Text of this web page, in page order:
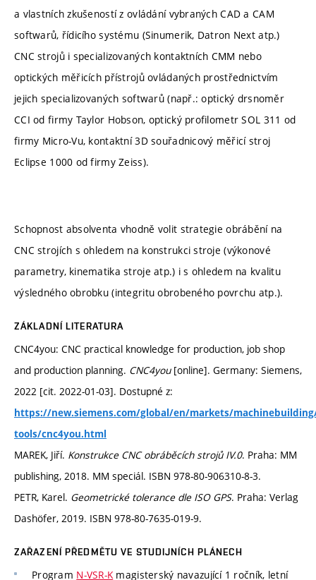
a vlastních zkušeností z ovládání vybraných CAD a CAM
softwarů, řídicího systému (Sinumerik, Datron Next atp.)
CNC strojů i specializovaných kontaktních CMM nebo
optických měřicích přístrojů ovládaných prostřednictvím
jejich specializovaných softwarů (např.: optický drsnoměr
CCI od firmy Taylor Hobson, optický profilometr SOL 311 od
firmy Micro-Vu, kontaktní 3D souřadnicový měřicí stroj
Eclipse 1000 od firmy Zeiss).
Schopnost absolventa vhodně volit strategie obrábění na
CNC strojích s ohledem na konstrukci stroje (výkonové
parametry, kinematika stroje atp.) i s ohledem na kvalitu
výsledného obrobku (integritu obrobeného povrchu atp.).
ZÁKLADNÍ LITERATURA
CNC4you: CNC practical knowledge for production, job shop
and production planning. CNC4you[online]. Germany: Siemens,
2022 [cit. 2022-01-03]. Dostupné z:
https://new.siemens.com/global/en/markets/
tools/cnc4you.html
MAREK, Jiří. Konstrukce CNC obráběcích strojů IV.0. Praha: MM
publishing, 2018. MM speciál. ISBN 978-80-906310-8-3.
PETR, Karel. Geometrické tolerance dle ISO GPS. Praha: Verlag
Dashöfer, 2019. ISBN 978-80-7635-019-9.
ZAŘAZENÍ PŘEDMĚTU VE STUDIJNÍCH PLÁNECH
Program N-VSR-K magisterský navazující 1 ročník, letní